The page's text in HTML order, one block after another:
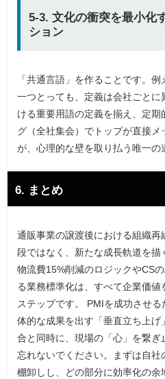
5-3. 文化の衝突を最小化
ション
「共通言語」を作ることです。
一つとっても、定義は会社ごと
ける重要用語の定義を揃え、定
グ（全社集会）でトップが直接メ
が、心理的な壁を取り払う唯一の
6. まとめ
通販事業の譲渡後における組織
段ではなく、新たな成長軌道を描
物流費15%削減のロジックやCS
る業務標準化は、すべて企業価
ステップです。 PMIを成功させ
体的な成果を出す「垂直立ち上
合と同時に、現場の「心」を繋
忘れないでください。まずは自
棚卸しし、どの部分に効率化の